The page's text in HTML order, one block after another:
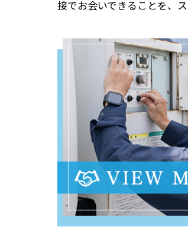
接でお会いできることを、